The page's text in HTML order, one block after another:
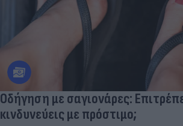
Οδήγηση με σαγιονάρες:
κινδυνεύεις με πρόστιμο;